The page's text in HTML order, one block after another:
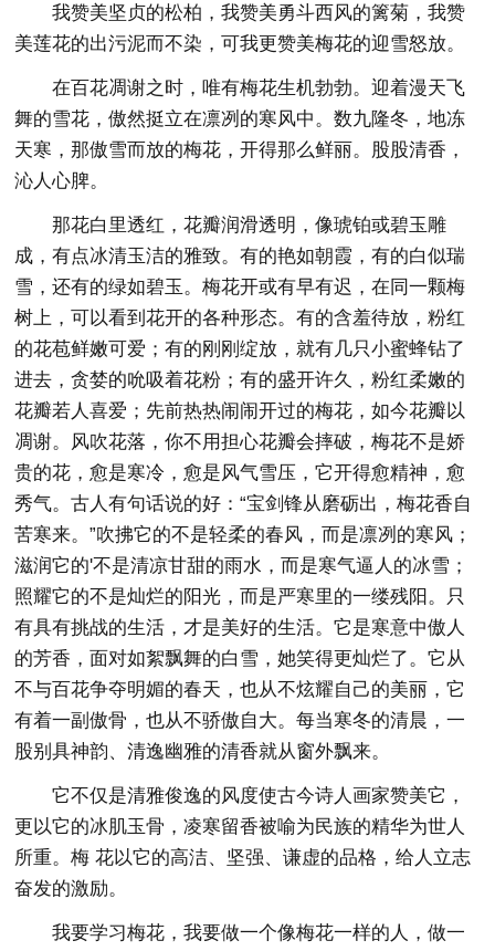
我赞美坚贞的松柏，我赞美勇斗西风的篱菊，我赞
美莲花的出污泥而不染，可我更赞美梅花的迎雪怒放。
在百花凋谢之时，唯有梅花生机勃勃。迎着漫天飞
舞的雪花，傲然挺立在凛冽的寒风中。数九隆冬，地冻
天寒，那傲雪而放的梅花，开得那么鲜丽。股股清香，
沁人心脾。
那花白里透红，花瓣润滑透明，像琥铂或碧玉雕
成，有点冰清玉洁的雅致。有的艳如朝霞，有的白似瑞
雪，还有的绿如碧玉。梅花开或有早有迟，在同一颗梅
树上，可以看到花开的各种形态。有的含羞待放，粉红
的花苞鲜嫩可爱；有的刚刚绽放，就有几只小蜜蜂钻了
进去，贪婪的吮吸着花粉；有的盛开许久，粉红柔嫩的
花瓣若人喜爱；先前热热闹闹开过的梅花，如今花瓣以
凋谢。风吹花落，你不用担心花瓣会摔破，梅花不是娇
贵的花，愈是寒冷，愈是风气雪压，它开得愈精神，愈
秀气。古人有句话说的好：“宝剑锋从磨砺出，梅花香自
苦寒来。”吹拂它的不是轻柔的春风，而是凛冽的寒风；
滋润它的'不是清凉甘甜的雨水，而是寒气逼人的冰雪；
照耀它的不是灿烂的阳光，而是严寒里的一缕残阳。只
有具有挑战的生活，才是美好的生活。它是寒意中傲人
的芳香，面对如絮飘舞的白雪，她笑得更灿烂了。它从
不与百花争夺明媚的春天，也从不炫耀自己的美丽，它
有着一副傲骨，也从不骄傲自大。每当寒冬的清晨，一
股别具神韵、清逸幽雅的清香就从窗外飘来。
它不仅是清雅俊逸的风度使古今诗人画家赞美它，
更以它的冰肌玉骨，凌寒留香被喻为民族的精华为世人
所重。梅 花以它的高洁、坚强、谦虚的品格，给人立志
奋发的激励。
我要学习梅花，我要做一个像梅花一样的人，做一